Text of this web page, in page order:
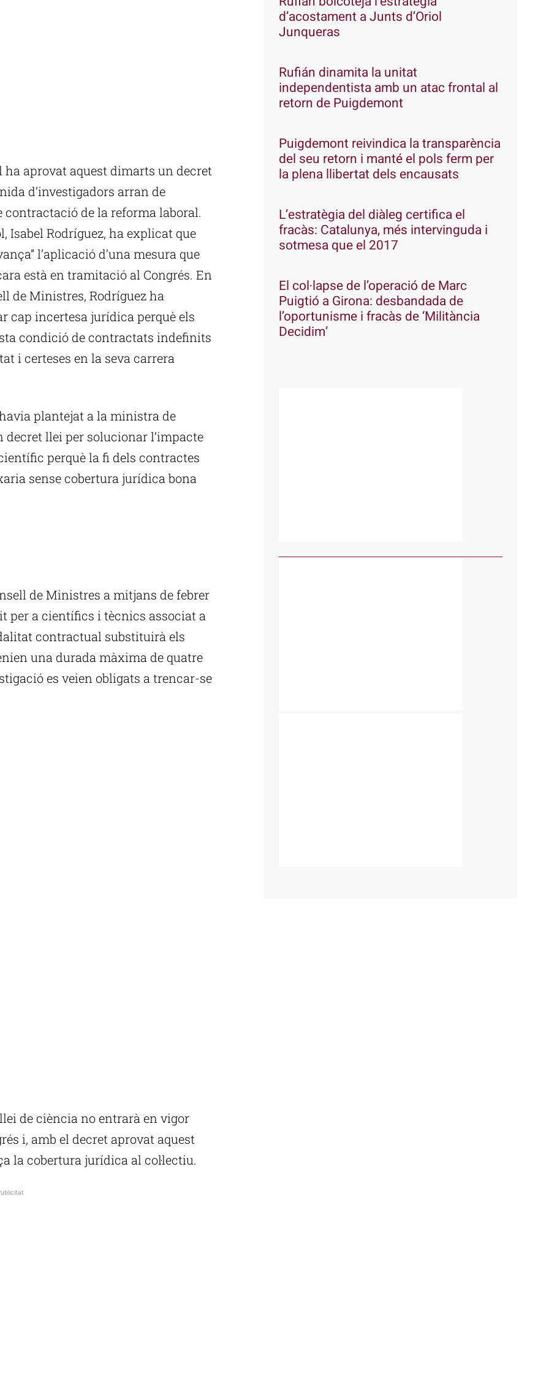
aprovat aquest dimarts un decret
d’investigadors arran de
contractació de la reforma laboral.
Isabel Rodríguez, ha explicat que
l’aplicació d’una mesura que
està en tramitació al Congrés. En
de Ministres, Rodríguez ha
cap incertesa jurídica perquè els
condició de contractats indefinits
i certeses en la seva carrera
plantejat a la ministra de
llei per solucionar l’impacte
perquè la fi dels contractes
sense cobertura jurídica bona
de Ministres a mitjans de febrer
per a científics i tècnics associat a
contractual substituirà els
una durada màxima de quatre
es veien obligats a trencar-se
de ciència no entrarà en vigor
i, amb el decret aprovat aquest
la cobertura jurídica al col·lectiu.
d’acostament a Junts d’Oriol
Junqueras
Rufián dinamita la unitat
independentista amb un atac frontal al
retorn de Puigdemont
Puigdemont reivindica la transparència
del seu retorn i manté el pols ferm per
la plena llibertat dels encausats
L’estratègia del diàleg certifica el
fracàs: Catalunya, més intervinguda i
sotmesa que el 2017
El col·lapse de l’operació de Marc
Puigtió a Girona: desbandada de
l’oportunisme i fracàs de ‘Militància
Decidim’